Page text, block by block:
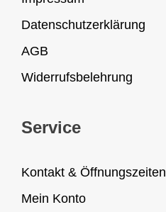
Datenschutzerklärung
AGB
Widerrufsbelehrung
Service
Kontakt & Öffnungszeiten
Mein Konto